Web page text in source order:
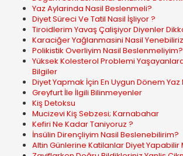
Yaz Aylarinda Nasil Beslenmeli?
Diyet Süreci Ve Tatil Nasil İşliyor ?
Tiroidlerim Yavaş Çalişiyor Diyenler
Karaciğer Yağlanmasini Nasil
Polikistik Overliyim Nasil Beslenmeliyim?
Yüksek Kolesterol Problemi
Bilgiler
Diyet Yapmak İçin En Uygun Dönem Yaz
Greyfurt İle İlgili Bilinmeyenler
Kiş Detoksu
Mucizevi Kiş Sebzesi; Karnabahar
Kefiri Ne Kadar Taniyoruz ?
İnsülin Dirençliyim Nasil Beslenebilirim?
Altin Günlerine Katilanlar Diyet Yapabilir